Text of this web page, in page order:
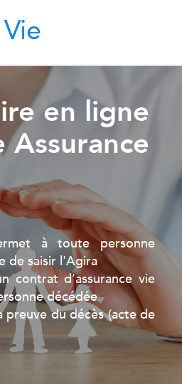
en ligne
Assurance
à toute personne
de saisir l'Agira
contrat d’assurance vie
décédée
du décès (acte de